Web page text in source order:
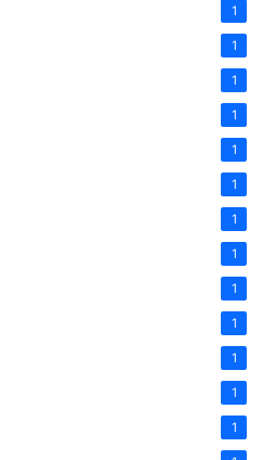
1
1
1
1
1
1
1
1
1
1
1
1
1